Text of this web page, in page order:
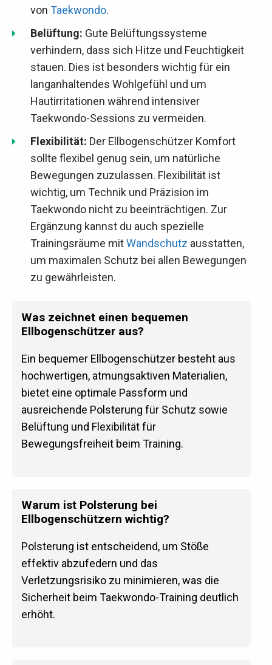
von Taekwondo.
Belüftung: Gute Belüftungssysteme
verhindern, dass sich Hitze und Feuchtigkeit
stauen. Dies ist besonders wichtig für ein
langanhaltendes Wohlgefühl und um
Hautirritationen während intensiver
Taekwondo-Sessions zu vermeiden.
Flexibilität: Der Ellbogenschützer Komfort
sollte flexibel genug sein, um natürliche
Bewegungen zuzulassen. Flexibilität ist
wichtig, um Technik und Präzision im
Taekwondo nicht zu beeinträchtigen. Zur
Ergänzung kannst du auch spezielle
Trainingsräume mitWandschutz ausstatten,
um maximalen Schutz bei allen Bewegungen
zu gewährleisten.
Was zeichnet einen bequemen
Ellbogenschützer aus?
Ein bequemer Ellbogenschützer besteht aus
hochwertigen, atmungsaktiven Materialien,
bietet eine optimale Passform und
ausreichende Polsterung für Schutz sowie
Belüftung und Flexibilität für
Bewegungsfreiheit beim Training.
Warum ist Polsterung bei
Ellbogenschützern wichtig?
Polsterung ist entscheidend, um Stöße
effektiv abzufedern und das
Verletzungsrisiko zu minimieren, was die
Sicherheit beim Taekwondo-Training deutlich
erhöht.